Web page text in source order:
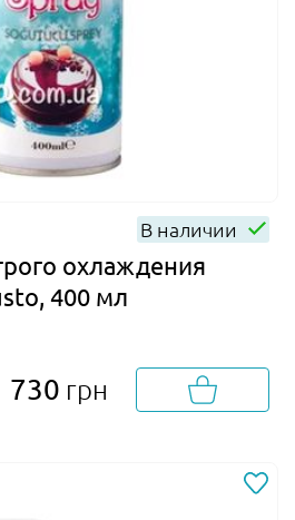
В наличии
охлаждения
400 мл
730 грн